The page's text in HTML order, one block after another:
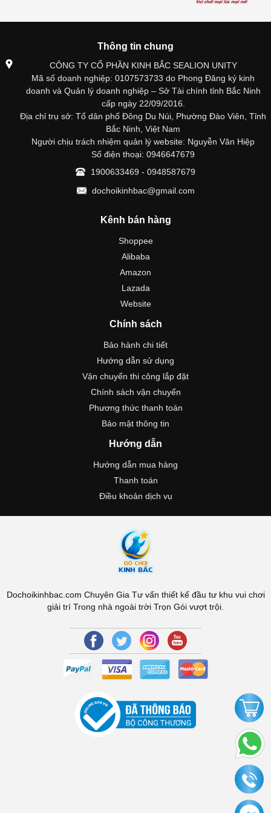
Thông tin chung
CÔNG TY CỔ PHẦN KINH BẮC SEALION UNITY
Mã số doanh nghiệp: 0107573733 do Phong Đăng ký kinh
doanh và Quản lý doanh nghiệp – Sở Tài chính tỉnh Bắc Ninh
cấp ngày 22/09/2016.
Địa chỉ trụ sở: Tổ dân phố Đông Du Núi, Phường Đào Viên, Tỉnh
Bắc Ninh, Việt Nam
Người chịu trách nhiệm quản lý website: Nguyễn Văn Hiệp
Số điện thoại: 0946647679
1900633469 - 0948587679
dochoikinhbac@gmail.com
Kênh bán hàng
Shoppee
Alibaba
Amazon
Lazada
Website
Chính sách
Bảo hành chi tiết
Hướng dẫn sử dụng
Vận chuyển thi công lắp đặt
Chính sách vận chuyển
Phương thức thanh toán
Bảo mật thông tin
Hướng dẫn
Hướng dẫn mua hàng
Thanh toán
Điều khoản dịch vụ
Dochoikinhbac.com Chuyên Gia Tư vấn thiết kế đầu tư khu vui chơi
giải trí Trong nhà ngoài trời Trọn Gói vượt trội.